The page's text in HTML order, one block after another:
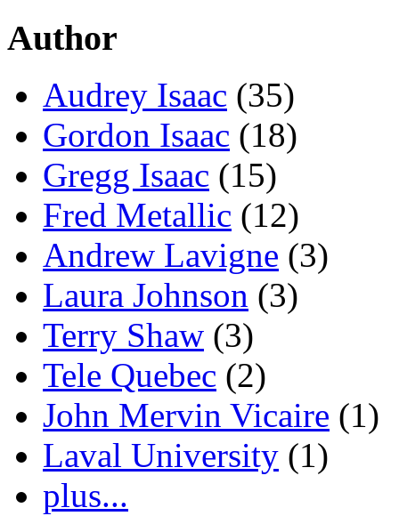
Author
Audrey Isaac (35)
Gordon Isaac (18)
Gregg Isaac (15)
Fred Metallic (12)
Andrew Lavigne (3)
Laura Johnson (3)
Terry Shaw (3)
Tele Quebec (2)
John Mervin Vicaire (1)
Laval University (1)
plus...